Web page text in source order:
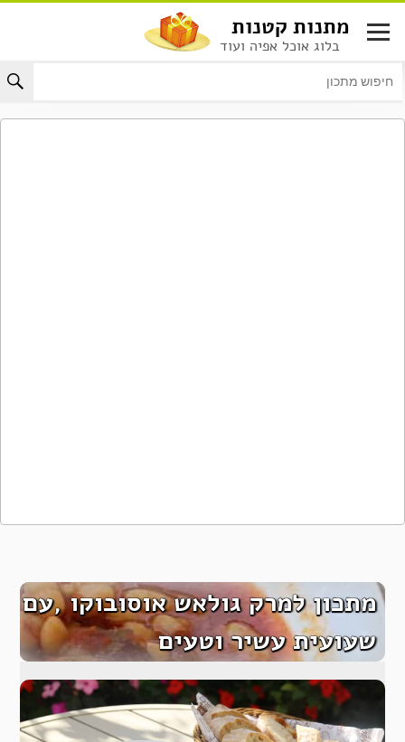
לתוכן
מתנות קטנות
בלוג אוכל אפיה ועוד
מתכון למרק גולאש אוסובוקו ,עם
שעועית עשיר וטעים